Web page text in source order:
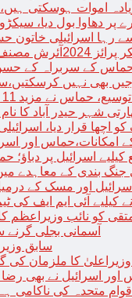
اموات ہوسکتی
پر دھاوا بول دیا،
رہا اسرائیلی خاتون
2024آئرش مصنف پال لنچ نے جیت لیا
حماس کے سربراہ کے
بھی نہیں
شہر حیدر آباد کا نام
اچھا قرار دیا،
امکانات،حماس اور
اسرائیل پر
بندی کے معاہدے
اور مسک کے
کیلیے آئی ایم ایف کی
کو نائب وزیراعظم
آسمانی بجلی گرنے سے 20 افراد
سابق وزیر
کا ملزمان کی
اسرائیل نے بھی رضا
متحدہ کی ناکامی